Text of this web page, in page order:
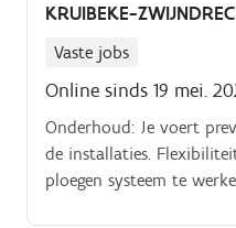
KRUIBEKE-
Vaste jobs
Online sinds 19 mei.
Onderhoud: Je voert
de installaties.
ploegen systeem te